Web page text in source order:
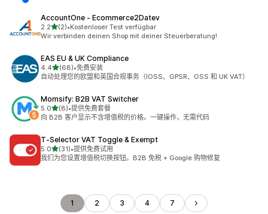
AccountOne ‑ Ecommerce2Datev
2.2星（满分 5 星）
(2)
总共 2 条评论
•Kostenloser Test verfügbar
Wir verbinden deinen Shop mit deiner Steuerberatung!
EAS EU & UK Compliance
4.4星（满分 5 星）
(68)
总共 68 条评论
•免费安装
自动处理您的欧盟和英国合规事务（IOSS、GPSR、OSS 和 UK VAT）
Momsify: B2B VAT Switcher
5.0星（满分 5 星）
(8)
总共 8 条评论
•提供免费套餐
向 B2B 客户显示不含增值税的价格。一键操作，无需代码
T‑Selector VAT Toggle & Exempt
5.0星（满分 5 星）
(31)
总共 31 条评论
•提供免费试用
我们为您设置增值税切换按钮。B2B 免税 + Google 购物修复
1 2 3 4 7